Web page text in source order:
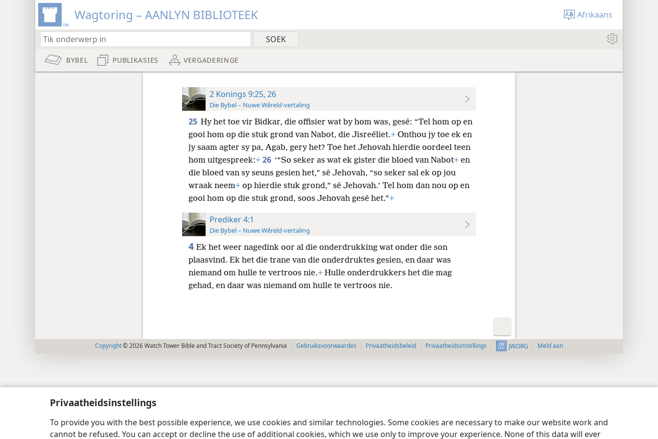
Privaatheidsinstellings
To provide you with the best possible experience, we use cookies and similar technologies. Some cookies are necessary to make our website work and
cannot be refused. You can accept or decline the use of additional cookies, which we use only to improve your experience. None of this data will ever
Wagtoring – AANLYN BIBLIOTEEK Afrikaans
BYBEL PUBLIKASIES VERGADERINGE
2 Konings 9:25, 26
Die Bybel – Nuwe Wêreld-vertaling
25 Hy het toe vir Bidkar, die offisier wat by hom was, gesê: “Tel hom op en
gooi hom op die stuk grond van Nabot, die Jisreëliet.+Onthou jy toe ek en
jy saam agter sy pa, Agab, gery het? Toe het Jehovah hierdie oordeel teen
hom uitgespreek:+ 26 ‘“So seker as wat ek gister die bloed van Nabot+en
die bloed van sy seuns gesien het,” sê Jehovah, “so seker sal ek op jou
wraak neem+op hierdie stuk grond,” sê Jehovah.’ Tel hom dan nou op en
gooi hom op die stuk grond, soos Jehovah gesê het.”+
Prediker 4:1
Die Bybel – Nuwe Wêreld-vertaling
4 Ek het weer nagedink oor al die onderdrukking wat onder die son
plaasvind. Ek het die trane van die onderdruktes gesien, en daar was
niemand om hulle te vertroos nie.+Hulle onderdrukkers het die mag
gehad, en daar was niemand om hulle te vertroos nie.
Copyright© 2026 Watch Tower Bible and Tract Society of Pennsylvania Gebruiksvoorwaardes Privaatheidsbeleid Privaatheidsinstellings JW.ORG Meld aan